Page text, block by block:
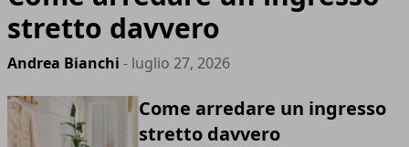
stretto davvero
Andrea Bianchi - luglio 27, 2026
Come arredare un ingresso
stretto davvero